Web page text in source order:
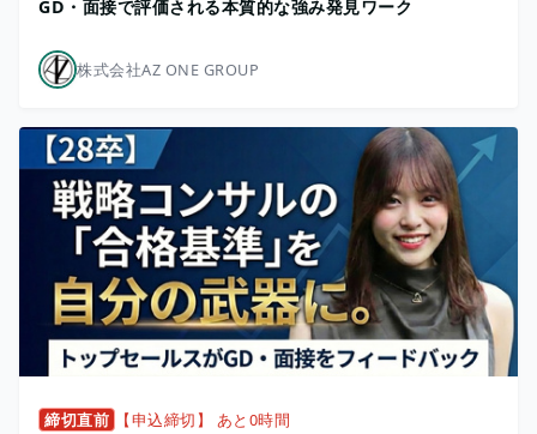
GD・面接で評価される本質的な強み発見ワーク
株式会社AZ ONE GROUP
締切直前 【申込締切】 あと0時間